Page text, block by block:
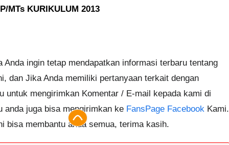
MTs KURIKULUM 2013
Anda ingin tetap mendapatkan informasi terbaru tentang
dan Jika Anda memiliki pertanyaan terkait dengan
untuk mengirimkan Komentar / E-mail kepada kami di
anda juga bisa mengirimkan ke FansPage Facebook Kami.
bisa membantu anda semua, terima kasih.